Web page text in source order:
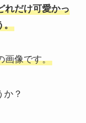
れだけ可愛かっ
。
画像です。
？